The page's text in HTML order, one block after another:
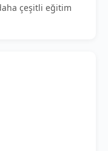
çeşitli eğitim